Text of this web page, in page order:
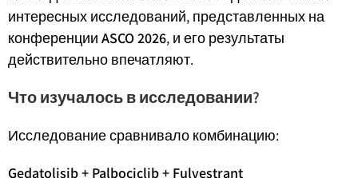
интересных исследований, представленных на
конференции ASCO 2026, и его результаты
действительно впечатляют.
Что изучалось в исследовании?
Исследование сравнивало комбинацию:
Gedatolisib + Palbociclib + Fulvestrant